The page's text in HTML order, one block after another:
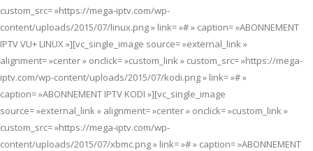
custom_src= »https://mega-iptv.com/wp-
content/uploads/2015/07/linux.png » link= »# » caption= »ABONNEMENT
IPTV VU+ LINUX »][vc_single_image source= »external_link »
alignment= »center » onclick= »custom_link » custom_src= »https://mega-
iptv.com/wp-content/uploads/2015/07/kodi.png » link= »# »
caption= »ABONNEMENT IPTV KODI »][vc_single_image
source= »external_link » alignment= »center » onclick= »custom_link »
custom_src= »https://mega-iptv.com/wp-
content/uploads/2015/07/xbmc.png » link= »# » caption= »ABONNEMENT